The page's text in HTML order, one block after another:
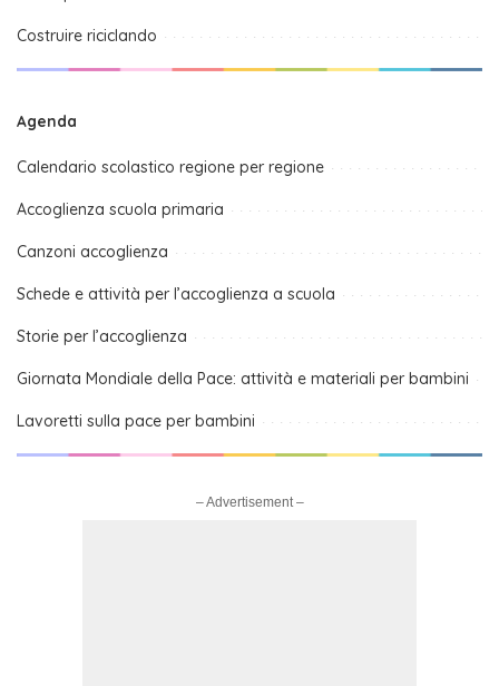
Costruire riciclando
Agenda
Calendario scolastico regione per regione
Accoglienza scuola primaria
Canzoni accoglienza
Schede e attività per l’accoglienza a scuola
Storie per l’accoglienza
Giornata Mondiale della Pace: attività e materiali per bambini
Lavoretti sulla pace per bambini
– Advertisement –